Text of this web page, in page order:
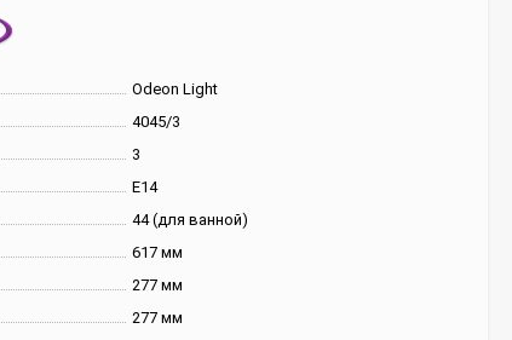
Odeon Light
4045/3
3
E14
44 (для ванной)
617 мм
277 мм
277 мм